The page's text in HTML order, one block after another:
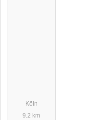
Köln
9.2 km